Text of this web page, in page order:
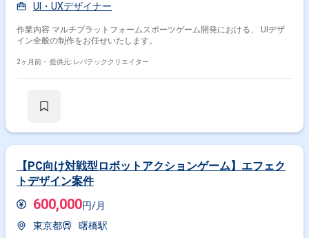
UI・UXデザイナー
作業内容 マルチプラットフォームスポーツゲーム開発における、 UIデザ
イン全般の制作をお任せいたします。
2ヶ月前・ 提供元: レバテッククリエイター
【PC向け対戦型ロボットアクションゲーム】エフェク
トデザイン案件
600,000円/月
東京都
曙橋駅